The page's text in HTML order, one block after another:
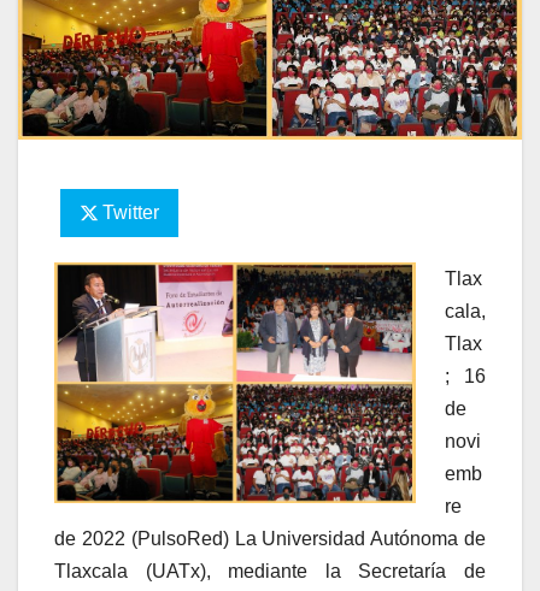
Twitter
Tlax
cala,
Tlax
; 16
de
novi
emb
re
de 2022 (PulsoRed) La Universidad Autónoma de
Tlaxcala (UATx), mediante la Secretaría de